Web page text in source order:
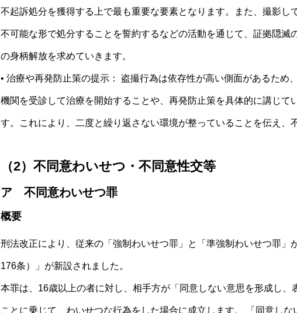
不起訴処分を獲得する上で最も重要な要素となります。また、撮影し
不可能な形で処分することを誓約するなどの活動を通じて、証拠隠滅
の身柄解放を求めていきます。
• 治療や再発防止策の提示： 盗撮行為は依存性が高い側面があるため
機関を受診して治療を開始することや、再発防止策を具体的に講じて
す。これにより、二度と繰り返さない環境が整っていることを伝え、
（2）不同意わいせつ・不同意性交等
ア 不同意わいせつ罪
概要
刑法改正により、従来の「強制わいせつ罪」と「準強制わいせつ罪
176条）」が新設されました。
本罪は、16歳以上の者に対し、相手方が「同意しない意思を形成し
ことに乗じて、わいせつな行為をした場合に成立します。 「同意し